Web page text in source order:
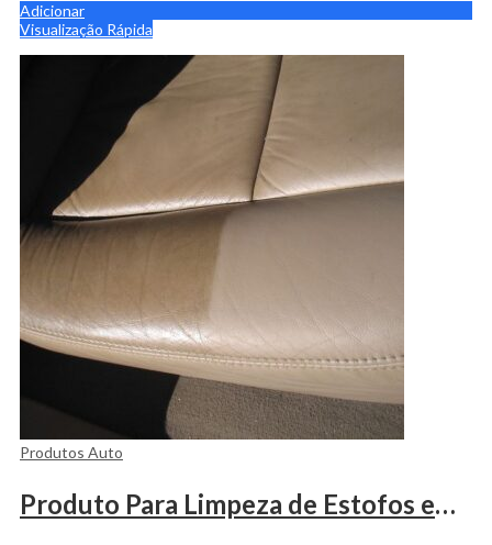
Adicionar
Visualização Rápida
Produtos Auto
Produto Para Limpeza de Estofos em Pele